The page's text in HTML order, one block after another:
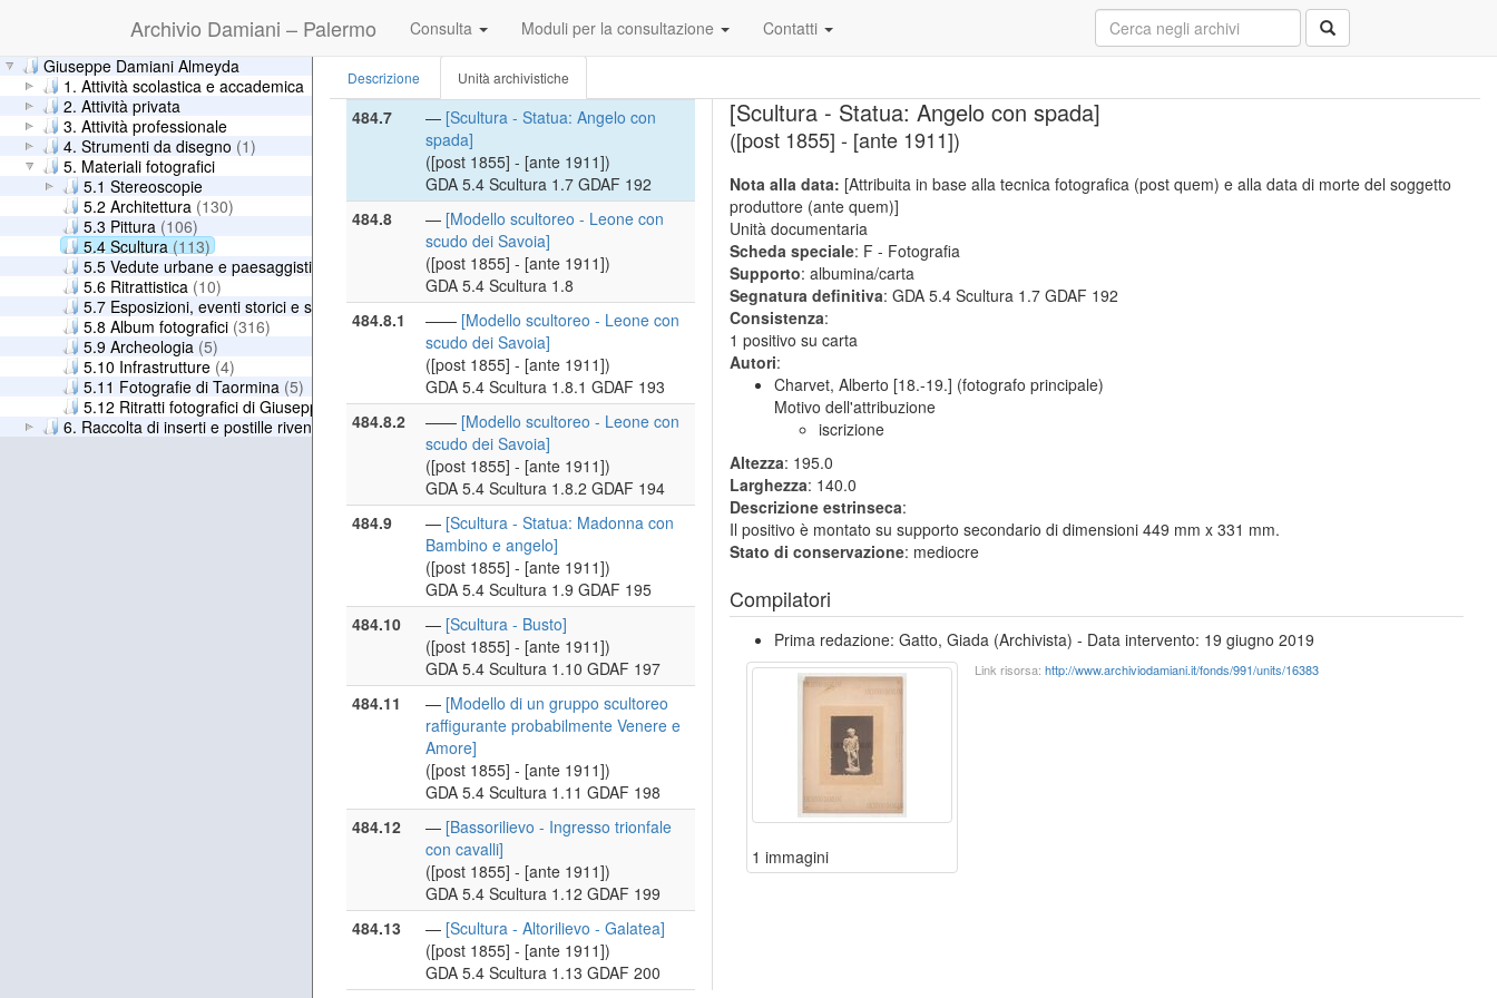
Archivio Damiani – Palermo Consulta Moduli per la consultazione
Contatti
Giuseppe Damiani Almeyda
1. Attività scolastica e accademica
2. Attività privata
3. Attività professionale
4. Strumenti da disegno (1)
5. Materiali fotografici
5.1 Stereoscopie
5.2 Architettura (130)
5.3 Pittura (106)
5.4 Scultura (113)
5.5 Vedute urbane e paesaggistiche
5.6 Ritrattistica (10)
5.7 Esposizioni, eventi storici e scene di genere (15)
5.8 Album fotografici (316)
5.9 Archeologia (5)
5.10 Infrastrutture (4)
5.11 Fotografie di Taormina (5)
5.12 Ritratti fotografici di Giuseppe Damiani Almeyda (10)
6. Raccolta di inserti e postille rivenuti nei libri
Descrizione Unità archivistiche
484.6
—[Scultura - Busto di donna]
([post 1855] - [ante 1911])
GDA 5.4 Scultura 1.6 GDAF 191
484.7
— [Scultura - Statua: Angelo con
spada]
([post 1855] - [ante 1911])
GDA 5.4 Scultura 1.7 GDAF 192
484.8
— [Modello scultoreo - Leone con
scudo dei Savoia]
([post 1855] - [ante 1911])
GDA 5.4 Scultura 1.8
484.8.1
—— [Modello scultoreo - Leone con
scudo dei Savoia]
([post 1855] - [ante 1911])
GDA 5.4 Scultura 1.8.1 GDAF 193
484.8.2
—— [Modello scultoreo - Leone con
scudo dei Savoia]
([post 1855] - [ante 1911])
GDA 5.4 Scultura 1.8.2 GDAF 194
484.9
— [Scultura - Statua: Madonna con
Bambino e angelo]
([post 1855] - [ante 1911])
GDA 5.4 Scultura 1.9 GDAF 195
484.10
— [Scultura - Busto]
([post 1855] - [ante 1911])
GDA 5.4 Scultura 1.10 GDAF 197
484.11
— [Modello di un gruppo scultoreo
raffigurante probabilmente Venere e
Amore]
([post 1855] - [ante 1911])
GDA 5.4 Scultura 1.11 GDAF 198
484.12
— [Bassorilievo - Ingresso trionfale
con cavalli]
([post 1855] - [ante 1911])
GDA 5.4 Scultura 1.12 GDAF 199
484.13
— [Scultura - Altorilievo - Galatea]
([post 1855] - [ante 1911])
GDA 5.4 Scultura 1.13 GDAF 200
[Scultura - Statua: Angelo con spada]
([post 1855] - [ante 1911])
Nota alla data: [Attribuita in base alla tecnica fotografica (post quem) e alla data di morte del soggetto
produttore (ante quem)]
Unità documentaria
Scheda speciale: F - Fotografia
Supporto: albumina/carta
Segnatura definitiva: GDA 5.4 Scultura 1.7 GDAF 192
Consistenza:
1 positivo su carta
Autori:
Charvet, Alberto [18.-19.] (fotografo principale)
Motivo dell'attribuzione
iscrizione
Altezza: 195.0
Larghezza: 140.0
Descrizione estrinseca:
Il positivo è montato su supporto secondario di dimensioni 449 mm x 331 mm.
Stato di conservazione: mediocre
Compilatori
Prima redazione: Gatto, Giada (Archivista) - Data intervento: 19 giugno 2019
1 immagini
Link risorsa: http://www.archiviodamiani.it/fonds/991/units/16383